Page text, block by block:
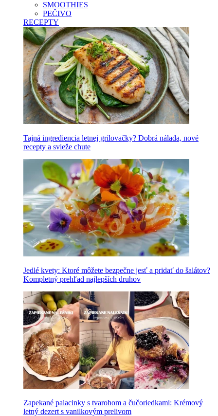
SMOOTHIES
PEČIVO
RECEPTY
Tajná ingrediencia letnej grilovačky? Dobrá nálada, nové
recepty a svieže chute
Jedlé kvety: Ktoré môžete bezpečne jesť a pridať do šalátov?
Kompletný prehľad najlepších druhov
Zapekané palacinky s tvarohom a čučoriedkami: Krémový
letný dezert s vanilkovým prelivom